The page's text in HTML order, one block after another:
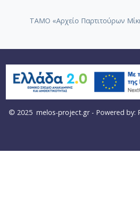
ΤΑΜΟ «Αρχείο Παρτιτούρων
© 2025 melos-project.gr- Powered by: